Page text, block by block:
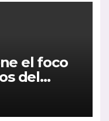
el foco
del
España